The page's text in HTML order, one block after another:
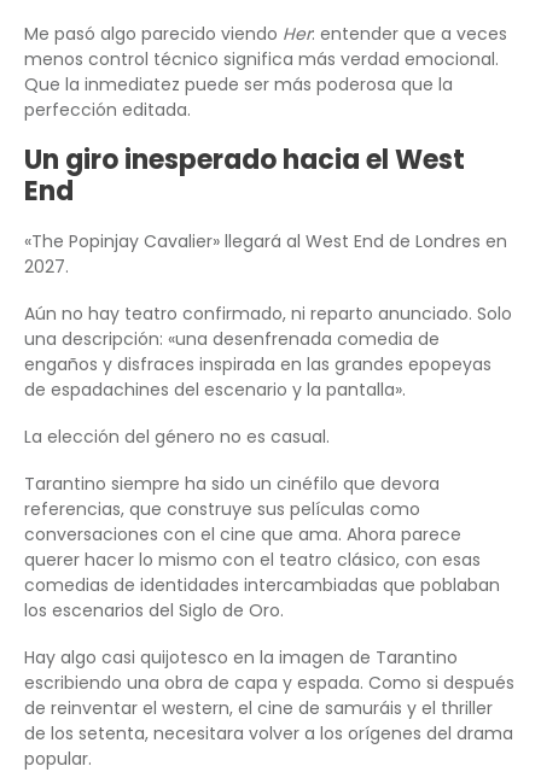
Me pasó algo parecido viendo Her: entender que a veces
menos control técnico significa más verdad emocional.
Que la inmediatez puede ser más poderosa que la
perfección editada.
Un giro inesperado hacia el West
End
«The Popinjay Cavalier» llegará al West End de Londres en
2027.
Aún no hay teatro confirmado, ni reparto anunciado. Solo
una descripción: «una desenfrenada comedia de
engaños y disfraces inspirada en las grandes epopeyas
de espadachines del escenario y la pantalla».
La elección del género no es casual.
Tarantino siempre ha sido un cinéfilo que devora
referencias, que construye sus películas como
conversaciones con el cine que ama. Ahora parece
querer hacer lo mismo con el teatro clásico, con esas
comedias de identidades intercambiadas que poblaban
los escenarios del Siglo de Oro.
Hay algo casi quijotesco en la imagen de Tarantino
escribiendo una obra de capa y espada. Como si después
de reinventar el western, el cine de samuráis y el thriller
de los setenta, necesitara volver a los orígenes del drama
popular.